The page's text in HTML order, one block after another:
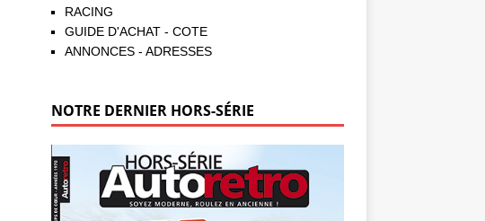
RACING
GUIDE D'ACHAT - COTE
ANNONCES - ADRESSES
NOTRE DERNIER HORS-SÉRIE